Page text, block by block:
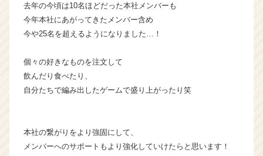
ト
が
届
活
イ
ア
キ
去年の今頃は10名ほどだった本社メンバーも
今年本社にあがってきたメンバー含め
今や25名を超えるようになりました…！
個々の好きなものを注文して
飲んだり食べたり、
自分たちで編み出したゲームで盛り上がったり笑
本社の繋がりをより強固にして、
メンバーへのサポートもより強化していけたらと思います！